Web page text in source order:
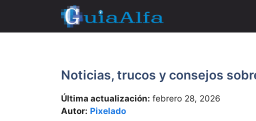
contenido
Noticias, trucos y consejos
Última actualización: febrero 28, 2026
Autor: Pixelado